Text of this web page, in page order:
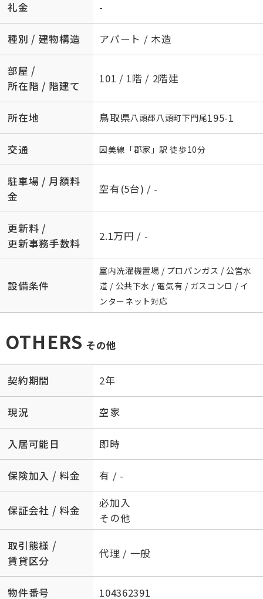
礼金 -
種別 / 建物構造 アパート / 木造
部屋 /
所在階 / 階建て
101 / 1階 / 2階建
所在地 鳥取県八頭郡八頭町下門尾195-1
交通 因美線 「郡家 」駅 徒歩10分
駐車場 / 月額料
金
空有(5台) / -
更新料 /
更新事務手数料
2.1万円 / -
設備条件
室内洗濯機置場 / プロパンガス / 公営水
道 / 公共下水 / 電気有 / ガスコンロ / イ
ンターネット対応
OTHERS その他
契約期間 2年
現況 空家
入居可能日 即時
保険加入 / 料金 有 / -
保証会社 / 料金
必加入
その他
取引態様 /
賃貸区分
代理 / 一般
物件番号 104362391